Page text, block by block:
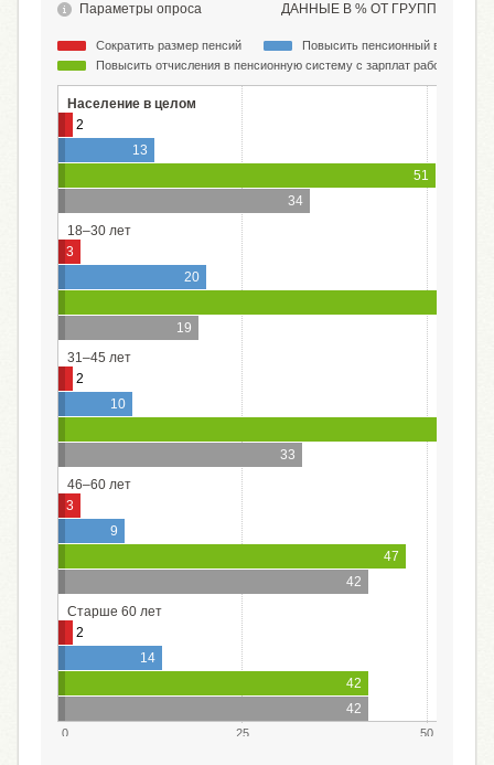
ДАННЫЕ В % ОТ ГРУПП
Параметры опроса
Сократить размер пенсий
Повысить пенсионный возраст
Повысить отчисления в пенсионную систему с зарплат работающих
Население в целом
2
13
51
34
18–30 лет
3
20
19
31–45 лет
2
10
33
46–60 лет
3
9
47
42
Старше 60 лет
2
14
42
42
0 25 50